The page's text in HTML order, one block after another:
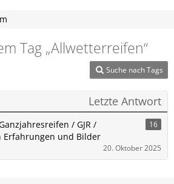
Tag „Allwetterreifen“
Suche nach Tags
Letzte Antwort
/ GJR /
und Bilder
16
20. Oktober 2025